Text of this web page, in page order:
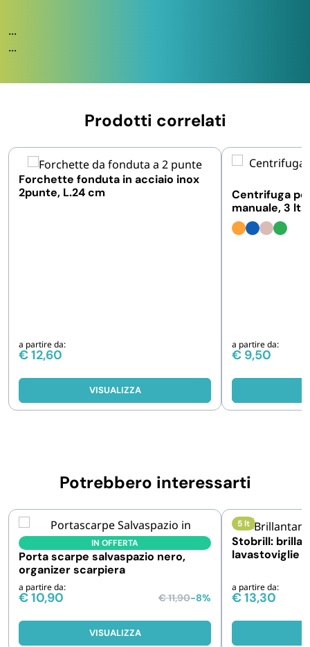
...
...
Prodotti correlati
Forchette fonduta in acciaio inox
2punte, L.24 cm
a partire da:
€12,60
VISUALIZZA
Centrifuga
manuale, 3 lt.
a partire da:
€ 9,50
Potrebbero interessarti
IN OFFERTA
Porta scarpe salvaspazio nero,
organizer scarpiera
a partire da:
€10,90 €11,90-8%
VISUALIZZA
5 lt
Stobrill:
lavastoviglie .
a partire da:
€13,30